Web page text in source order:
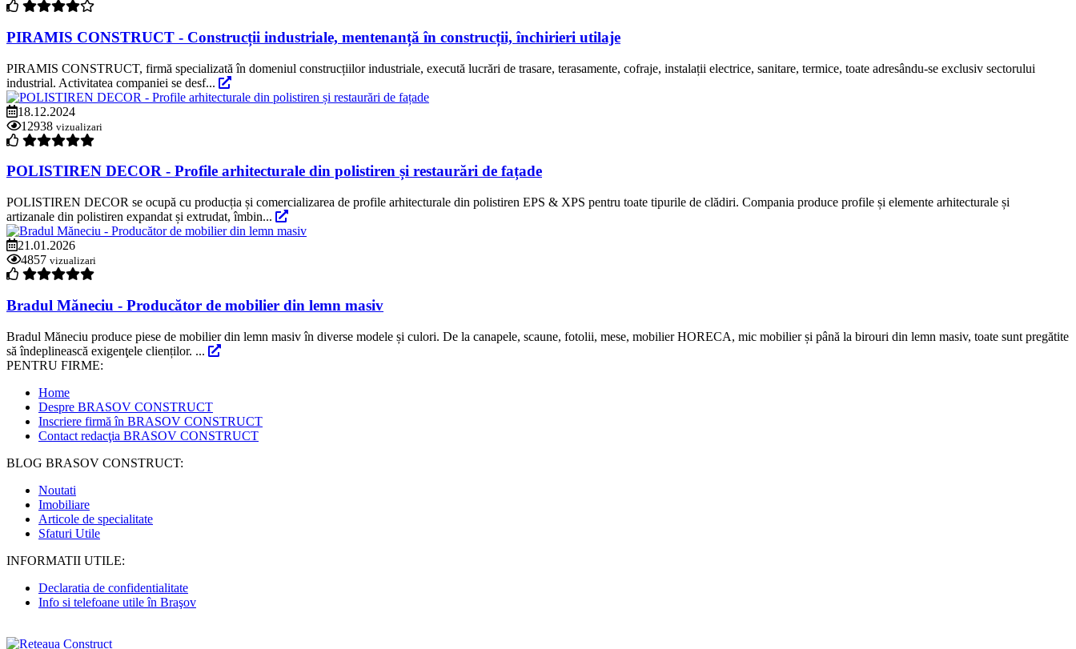
PIRAMIS CONSTRUCT - Construcții industriale, mentenanță în construcții, închirieri utilaje
PIRAMIS CONSTRUCT, firmă specializată în domeniul construcțiilor industriale, execută lucrări de trasare, terasamente, cofraje, instalații electrice, sanitare, termice, toate adresându-se exclusiv sectorului
industrial. Activitatea companiei se desf...
18.12.2024
12938 vizualizari
POLISTIREN DECOR - Profile arhitecturale din polistiren și restaurări de fațade
POLISTIREN DECOR se ocupă cu producția și comercializarea de profile arhitecturale din polistiren EPS & XPS pentru toate tipurile de clădiri. Compania produce profile și elemente arhitecturale și
artizanale din polistiren expandat și extrudat, îmbin...
21.01.2026
4857 vizualizari
Bradul Măneciu - Producător de mobilier din lemn masiv
Bradul Măneciu produce piese de mobilier din lemn masiv în diverse modele și culori. De la canapele, scaune, fotolii, mese, mobilier HORECA, mic mobilier și până la birouri din lemn masiv, toate sunt pregătite
să îndeplinească exigenţele clienților. ...
PENTRU FIRME:
Home
Despre BRASOV CONSTRUCT
Inscriere firmă în BRASOV CONSTRUCT
Contact redacţia BRASOV CONSTRUCT
BLOG BRASOV CONSTRUCT:
Noutati
Imobiliare
Articole de specialitate
Sfaturi Utile
INFORMATII UTILE:
Declaratia de confidentialitate
Info si telefoane utile în Braşov